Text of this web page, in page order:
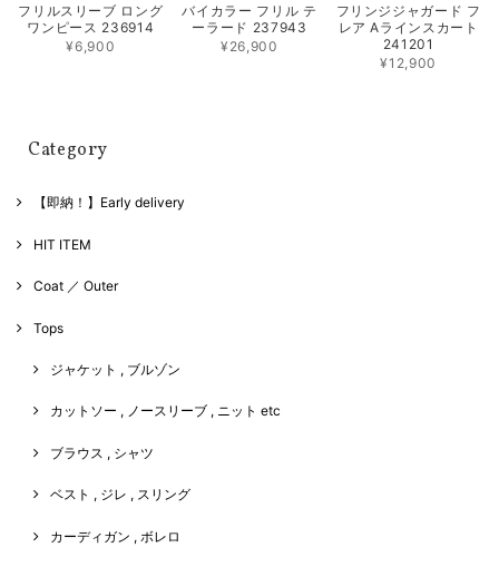
フリルスリーブ ロング
ワンピース 236914
¥6,900
バイカラー フリル テ
ーラード 237943
¥26,900
フリンジジャガード フ
レア Aラインスカート
241201
¥12,900
Category
【即納！】Early delivery
HIT ITEM
Coat ／ Outer
Tops
ジャケット , ブルゾン
カットソー , ノースリーブ , ニット etc
ブラウス , シャツ
ベスト , ジレ , スリング
カーディガン , ボレロ